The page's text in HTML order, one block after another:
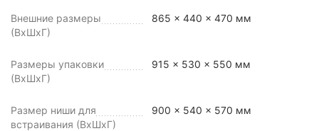
Внешние размеры
(ВхШхГ)
865 x 440 x 470 мм
Размеры упаковки
(ВхШхГ)
915 x 530 x 550 мм
Размер ниши для
встраивания (ВхШхГ)
900 x 540 x 570 мм